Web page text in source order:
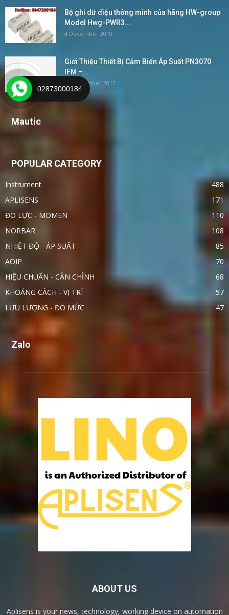
Bộ ghi dữ diệu thông minh của hãng HW-group
Model Hwg-PWR3...
4 December 2018
Giới Thiệu Thiết Bị Cảm Biến Áp Suất PN3070
IFM –...
24 November 2017
Mautic
POPULAR CATEGORY
Instrument
488
APLISENS
171
ĐO LỰC - MOMEN
110
NORBAR
108
NHIỆT ĐỘ - ÁP SUẤT
85
AOIP
70
HIỆU CHUẨN - CÂN CHỈNH
68
KHOẢNG CÁCH - VỊ TRÍ
57
LƯU LƯỢNG - ĐO MỨC
47
Zalo
ABOUT US
Aplisens is your news, technology, working device on automation
02873000184